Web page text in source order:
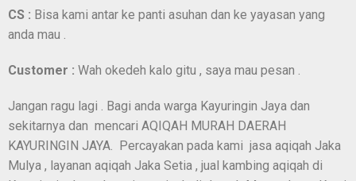
CS : Bisa kami antar ke panti asuhan dan ke yayasan yang
anda mau .
Customer : Wah okedeh kalo gitu , saya mau pesan .
Jangan ragu lagi . Bagi anda warga Kayuringin Jaya dan
sekitarnya dan mencari AQIQAH MURAH DAERAH
KAYURINGIN JAYA. Percayakan pada kami jasa aqiqah Jaka
Mulya , layanan aqiqah Jaka Setia , jual kambing aqiqah di